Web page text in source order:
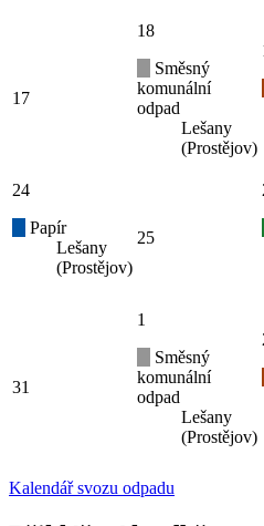
17
18
Směsný
komunální
odpad
Lešany
(Prostějov)
24
Papír
Lešany
(Prostějov)
25
31
1
Směsný
komunální
odpad
Lešany
(Prostějov)
Kalendář svozu odpadu